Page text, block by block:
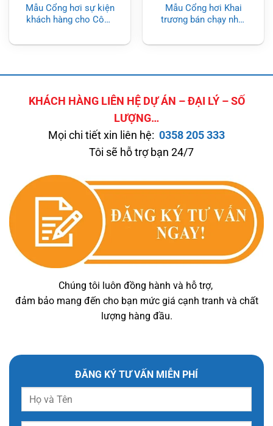
Mẫu Cổng hơi sự kiện
khách hàng cho Công
trương cửa hàng
Mẫu Cổng hơi Khai
trương bán chạy nhất
KHÁCH HÀNG LIÊN HỆ DỰ ÁN – ĐẠI LÝ – SỐ
LƯỢNG…
Mọi chi tiết xin liên hệ: 0358 205 333
Tôi sẽ hỗ trợ bạn 24/7
Chúng tôi luôn đồng hành và hỗ trợ,
đảm bảo mang đến cho bạn mức giá cạnh tranh và chất
lượng hàng đầu.
ĐĂNG KÝ TƯ VẤN MIỄN PHÍ